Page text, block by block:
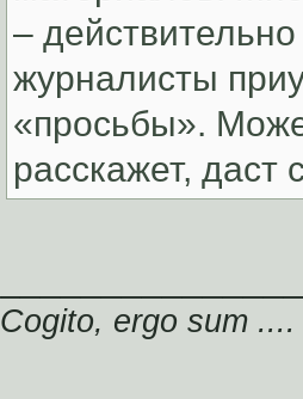
–
журналисты
«просьбы».
расскажет, даст
Cogito, ergo sum ....